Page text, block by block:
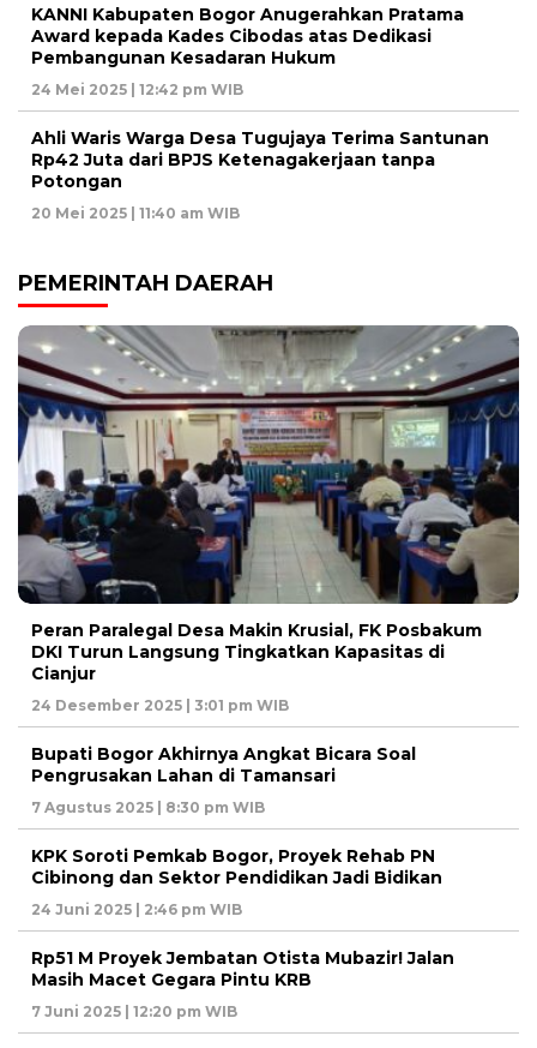
KANNI Kabupaten Bogor Anugerahkan Pratama
Award kepada Kades Cibodas atas Dedikasi
Pembangunan Kesadaran Hukum
24 Mei 2025 | 12:42 pm WIB
Ahli Waris Warga Desa Tugujaya Terima Santunan
Rp42 Juta dari BPJS Ketenagakerjaan tanpa
Potongan
20 Mei 2025 | 11:40 am WIB
PEMERINTAH DAERAH
Peran Paralegal Desa Makin Krusial, FK Posbakum
DKI Turun Langsung Tingkatkan Kapasitas di
Cianjur
24 Desember 2025 | 3:01 pm WIB
Bupati Bogor Akhirnya Angkat Bicara Soal
Pengrusakan Lahan di Tamansari
7 Agustus 2025 | 8:30 pm WIB
KPK Soroti Pemkab Bogor, Proyek Rehab PN
Cibinong dan Sektor Pendidikan Jadi Bidikan
24 Juni 2025 | 2:46 pm WIB
Rp51 M Proyek Jembatan Otista Mubazir! Jalan
Masih Macet Gegara Pintu KRB
7 Juni 2025 | 12:20 pm WIB